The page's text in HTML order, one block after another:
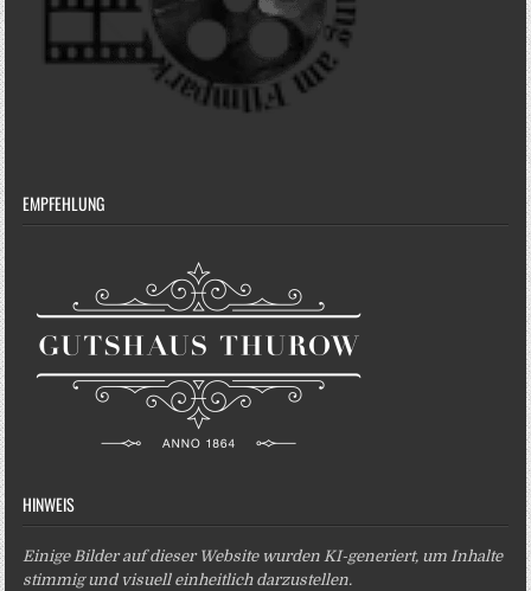
EMPFEHLUNG
HINWEIS
Einige Bilder auf dieser Website wurden KI-generiert, um Inhalte
stimmig und visuell einheitlich darzustellen.